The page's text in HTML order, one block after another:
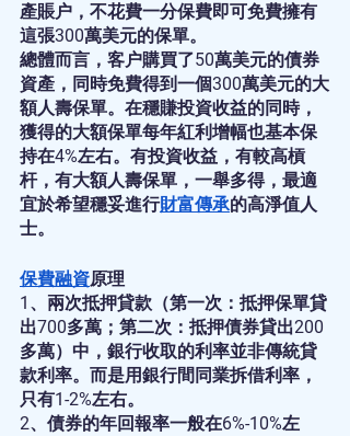
產賬户，不花費一分保費即可免費擁有
這張300萬美元的保單。
總體而言，客户購買了50萬美元的債券
資產，同時免費得到一個300萬美元的大
額人壽保單。在穩賺投資收益的同時，
獲得的大額保單每年紅利增幅也基本保
持在4%左右。有投資收益，有較高槓
杆，有大額人壽保單，一舉多得，最適
宜於希望穩妥進行財富傳承的高淨值人
士。
保費融資原理
1、兩次抵押貸款（第一次：抵押保單貸
出700多萬；第二次：抵押債券貸出200
多萬）中，銀行收取的利率並非傳統貸
款利率。而是用銀行間同業拆借利率，
只有1-2%左右。
2、債券的年回報率一般在6%-10%左